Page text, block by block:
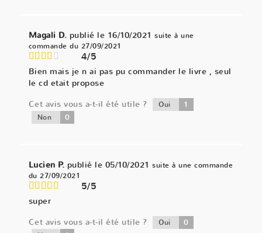
Magali D. publié le 16/10/2021 suite à une
commande du 27/09/2021
4/5
Bien mais je n ai pas pu commander le livre , seul
le cd etait propose
Cet avis vous a-t-il été utile ?
Oui 1
Non 0
Lucien P. publié le 05/10/2021 suite à une commande
du 27/09/2021
5/5
super
Cet avis vous a-t-il été utile ?
Oui 0